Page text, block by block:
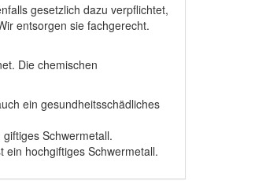
gesetzlich dazu verpflichtet,
entsorgen sie fachgerecht.
Die chemischen
ein gesundheitsschädliches
Schwermetall.
hochgiftiges Schwermetall.